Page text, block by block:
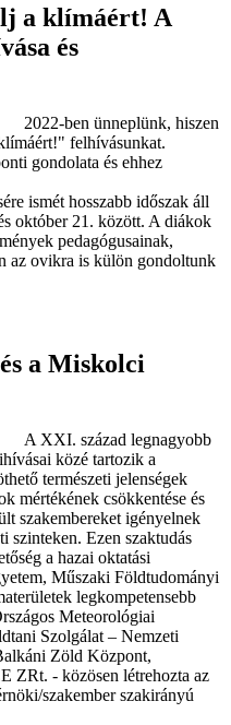
a klímáért! A
és
2022-ben ünneplünk, hiszen
felhívásunkat.
gondolata és ehhez
ismét hosszabb időszak áll
október 21. között. A diákok
pedagógusainak,
az ovikra is külön gondoltunk
a Miskolci
A XXI. század legnagyobb
közé tartozik a
természeti jelenségek
mértékének csökkentése és
szakembereket igényelnek
szinteken. Ezen szaktudás
a hazai oktatási
Műszaki Földtudományi
legkompetensebb
Meteorológiai
Szolgálat – Nemzeti
Zöld Központ,
ZRt. - közösen létrehozta az
szakember szakirányú